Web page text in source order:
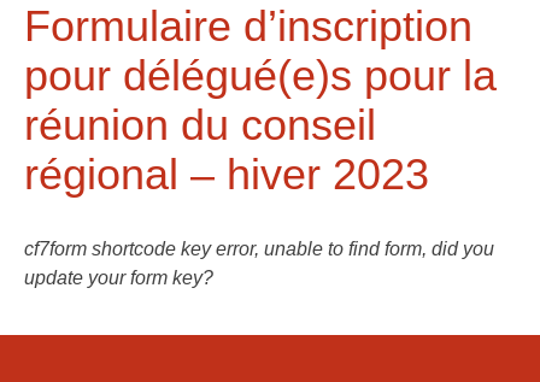
Formulaire d’inscription
pour délégué(e)s pour la
réunion du conseil
régional – hiver 2023
cf7form shortcode key error, unable to find form, did you
update your form key?